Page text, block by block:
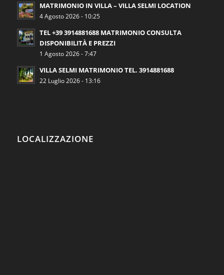
MATRIMONIO IN VILLA – VILLA SELMI LOCATION
4 Agosto 2026 - 10:25
TEL +39 3914881688 MATRIMONIO CONSULTA
DISPONIBILITÀ E PREZZI
1 Agosto 2026 - 7:47
VILLA SELMI MATRIMONIO TEL. 3914881688
22 Luglio 2026 - 13:16
LOCALIZZAZIONE